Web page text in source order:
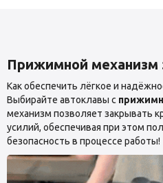
Прижимной механизм
Как обеспечить лёгкое и
Выбирайте автоклавы с
механизм позволяет закрывать
усилий, обеспечивая при этом
безопасность в процессе работы!